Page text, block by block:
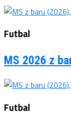
Futbal
MS 2026 z
Futbal